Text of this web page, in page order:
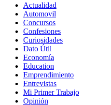
Actualidad
Automovil
Concursos
Confesiones
Curiosidades
Dato Útil
Economía
Education
Emprendimiento
Entrevistas
Mi Primer Trabajo
Opinión